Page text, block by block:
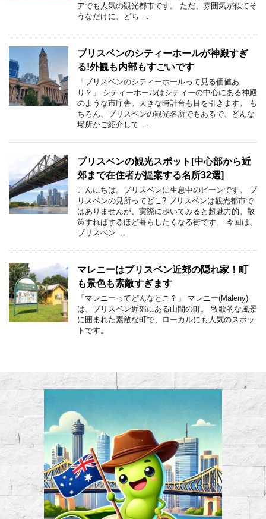
アでも人気の観光都市です。 ただ、雰囲気が似てそ
うなだけに、どち …
ブリスベンのシティーホールが神殿すぎ
る!外観も内部もすごいです
「ブリスベンのシティーホールって見る価値あ
り？」 シティーホールはシティーの中心にある神殿
のような市庁舎。大きな時計台も目を引きます。 も
ちろん、ブリスベンの観光名所でもあるで、どんな
場所かご紹介して …
ブリスベンの観光スポット[中心部から近
郊まで在住者が提案する名所32選]
こんにちは。ブリスベンに生息中のビーンです。 ブ
リスベンの見所ってどこ? ブリスベンは観光都市で
はありませんが、実際に歩いてみると超魅力的。散
策すればするほど暮らしたくなる街です。 今回は、
ブリスベン …
マレニーはブリスベン近郊の隠れ家！町
も景色も素敵すぎます
「マレニーってどんなとこ？」 マレニー(Maleny)
は、ブリスベン近郊にある山間の町。 牧歌的な風景
に囲まれた素敵な町で、ローカルにも人気のスポッ
トです。